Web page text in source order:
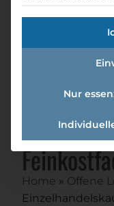
Lehre
Home » Offene
Nur